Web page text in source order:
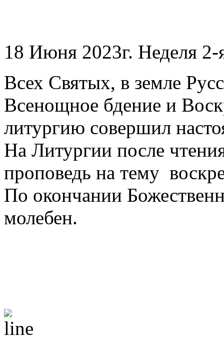
18 Июня 2023г. Неделя 2-
Всех Святых, в земле
Всенощное бдение и
литургию совершил
На Литургии после
проповедь на тему
По окончании
молебен.